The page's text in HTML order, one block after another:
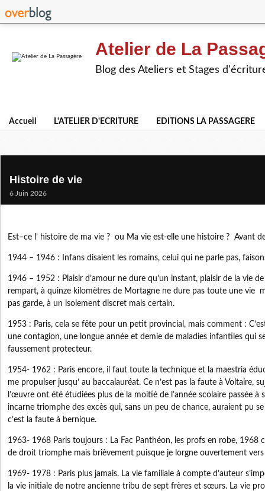
Atelier de La
Blog des Ateliers et Stages
Accueil L'ATELIER D'ECRITURE EDITIONS LA PASSAGERE
Histoire de vie
6 Juin 2026
Est–ce l’ histoire de ma vie ? ou Ma vie est-elle une histoire ? Avant
1944 – 1946 : Infans disaient les romains, celui qui ne parle pas,
1946 – 1952 : Plaisir d’amour ne dure qu’un instant, plaisir de la vie
rempart, à quinze kilomètres de Mortagne ne dure pas toute une vie
pas garde, à un isolement discret mais certain.
1953 : Paris, cela se fête pour un petit provincial, mais comment :
une contagion, une longue année et demie de maladies infantiles qui
faussement protecteur.
1954- 1962 : Paris encore, il faut toute la technique et la maestria
me propulser jusqu’ au baccalauréat. Ce n’est pas la faute à Voltaire,
l’œuvre ont été étudiées plus de la moitié de l’année scolaire passée à
incarne triomphe des excès qui, sans un peu de chance, auraient pu
c’est la faute à bernique.
1963- 1968 Paris toujours : La Fac Panthéon, les profs en robe, 1968
de droit triomphe mais brièvement puisque je lorgne ouvertement
1969- 1978 : Paris plus jamais. La vie familiale à compte d’auteur
la vie initiale de notre ancienne tribu de sept frères et sœurs. La vie